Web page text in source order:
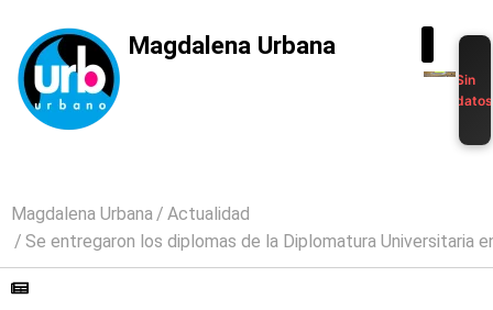
Magdalena Urbana
Sin
datos
Magdalena Urbana
Actualidad
Se entregaron los diplomas de la Diplomatura Universitaria